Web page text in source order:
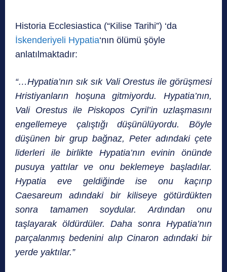
Historia Ecclesiastica (“Kilise Tarihi”) ‘da
İskenderiyeli Hypatia‘nın ölümü şöyle
anlatılmaktadır:
“…Hypatia’nın sık sık Vali Orestus ile görüşmesi
Hristiyanların hoşuna gitmiyordu. Hypatia’nın,
Vali Orestus ile Piskopos Cyril’in uzlaşmasını
engellemeye çalıştığı düşünülüyordu. Böyle
düşünen bir grup bağnaz, Peter adındaki çete
liderleri ile birlikte Hypatia’nın evinin önünde
pusuya yattılar ve onu beklemeye başladılar.
Hypatia eve geldiğinde ise onu kaçırıp
Caesareum adındaki bir kiliseye götürdükten
sonra tamamen soydular. Ardından onu
taşlayarak öldürdüler. Daha sonra Hypatia’nın
parçalanmış bedenini alıp Cinaron adındaki bir
yerde yaktılar.”